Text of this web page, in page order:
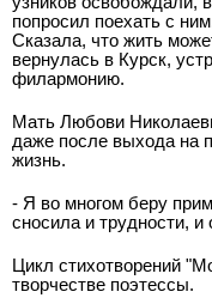
попросил поехать с
Сказала, что жить
вернулась в Курск,
филармонию.
Мать Любови
даже после выхода на
жизнь.
- Я во многом беру
сносила и трудности,
Цикл стихотворений
творчестве поэтессы.